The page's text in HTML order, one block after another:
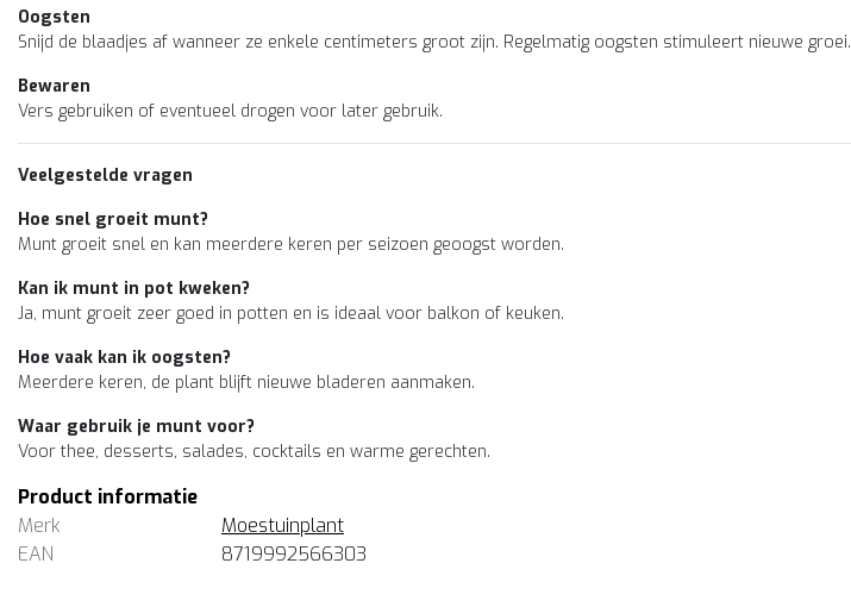
Oogsten
Snijd de blaadjes af wanneer ze enkele centimeters groot zijn. Regelmatig oogsten stimuleert nieuwe groei.
Bewaren
Vers gebruiken of eventueel drogen voor later gebruik.
Veelgestelde vragen
Hoe snel groeit munt?
Munt groeit snel en kan meerdere keren per seizoen geoogst worden.
Kan ik munt in pot kweken?
Ja, munt groeit zeer goed in potten en is ideaal voor balkon of keuken.
Hoe vaak kan ik oogsten?
Meerdere keren, de plant blijft nieuwe bladeren aanmaken.
Waar gebruik je munt voor?
Voor thee, desserts, salades, cocktails en warme gerechten.
Product informatie
Merk
Moestuinplant
EAN
8719992566303